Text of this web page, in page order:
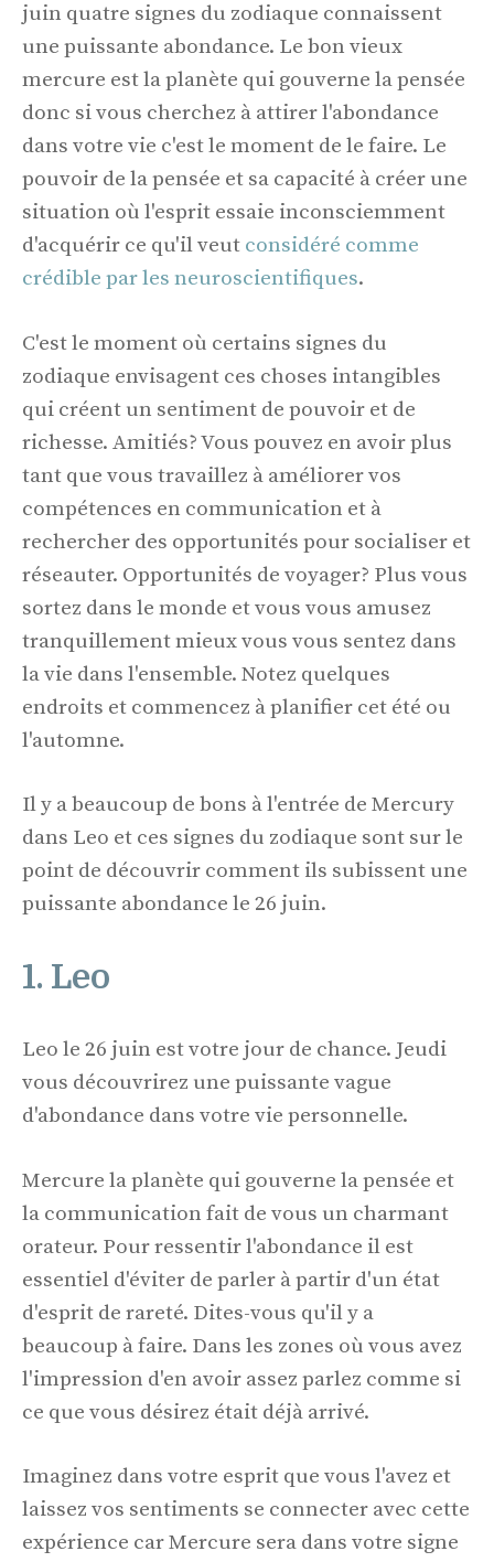
juin quatre signes du zodiaque connaissent
une puissante abondance. Le bon vieux
mercure est la planète qui gouverne la pensée
donc si vous cherchez à attirer l'abondance
dans votre vie c'est le moment de le faire. Le
pouvoir de la pensée et sa capacité à créer une
situation où l'esprit essaie inconsciemment
d'acquérir ce qu'il veut considéré comme
crédible par les neuroscientifiques.
C'est le moment où certains signes du
zodiaque envisagent ces choses intangibles
qui créent un sentiment de pouvoir et de
richesse. Amitiés? Vous pouvez en avoir plus
tant que vous travaillez à améliorer vos
compétences en communication et à
rechercher des opportunités pour socialiser et
réseauter. Opportunités de voyager? Plus vous
sortez dans le monde et vous vous amusez
tranquillement mieux vous vous sentez dans
la vie dans l'ensemble. Notez quelques
endroits et commencez à planifier cet été ou
l'automne.
Il y a beaucoup de bons à l'entrée de Mercury
dans Leo et ces signes du zodiaque sont sur le
point de découvrir comment ils subissent une
puissante abondance le 26 juin.
1. Leo
Leo le 26 juin est votre jour de chance. Jeudi
vous découvrirez une puissante vague
d'abondance dans votre vie personnelle.
Mercure la planète qui gouverne la pensée et
la communication fait de vous un charmant
orateur. Pour ressentir l'abondance il est
essentiel d'éviter de parler à partir d'un état
d'esprit de rareté. Dites-vous qu'il y a
beaucoup à faire. Dans les zones où vous avez
l'impression d'en avoir assez parlez comme si
ce que vous désirez était déjà arrivé.
Imaginez dans votre esprit que vous l'avez et
laissez vos sentiments se connecter avec cette
expérience car Mercure sera dans votre signe